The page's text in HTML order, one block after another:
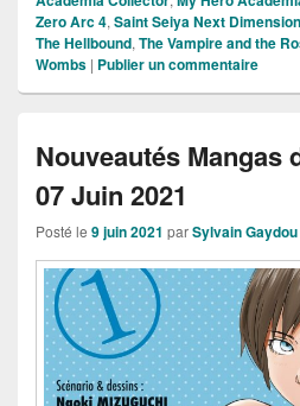
Zero Arc 4, Saint Seiya Next Dimension
The Hellbound, The Vampire and the
Wombs | Publier un commentaire
Nouveautés Mangas
07 Juin 2021
Posté le 9 juin 2021 parSylvain Gaydou